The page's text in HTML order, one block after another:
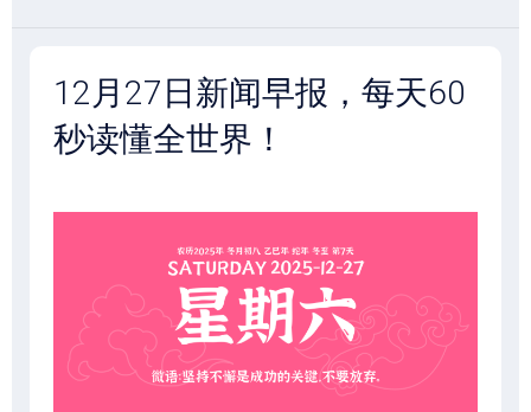
12月27日新闻早报，每天60
秒读懂全世界！